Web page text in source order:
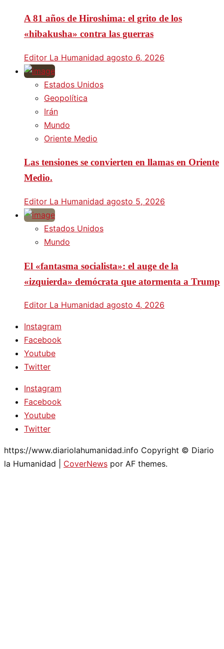
A 81 años de Hiroshima: el grito de los
«hibakusha» contra las guerras
Editor La Humanidad agosto 6, 2026
Estados Unidos
Geopolítica
Irán
Mundo
Oriente Medio
Las tensiones se convierten en llamas en Oriente
Medio.
Editor La Humanidad agosto 5, 2026
Estados Unidos
Mundo
El «fantasma socialista»: el auge de la
«izquierda» demócrata que atormenta a Trump
Editor La Humanidad agosto 4, 2026
Instagram
Facebook
Youtube
Twitter
Instagram
Facebook
Youtube
Twitter
https://www.diariolahumanidad.info Copyright © Diario
la Humanidad
CoverNews por AF themes.